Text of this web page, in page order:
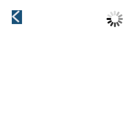
18インチ インチ
18インチ